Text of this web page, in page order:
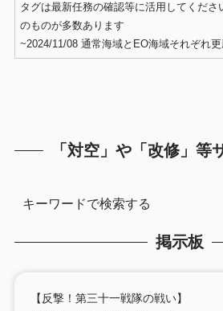
タグは最新任務の確認等に活用してくだ
のものが多数あります
~2024/11/08 通常海域とEO海域それぞれ
「対空」や「改修」等
掲示板
【反撃！第三十一戦隊の戦い】